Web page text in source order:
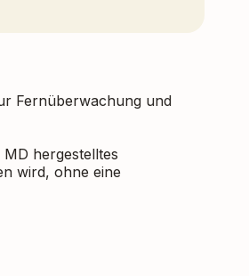
Fernüberwachung und
hergestelltes
wird, ohne eine